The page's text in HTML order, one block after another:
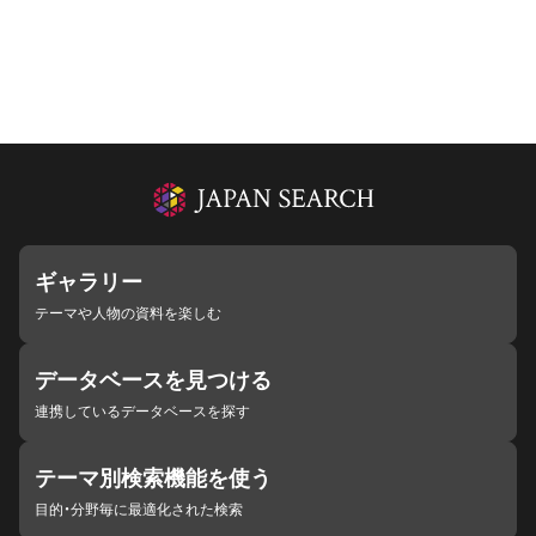
ギャラリー
テーマや人物の資料を楽しむ
データベースを見つける
連携しているデータベースを探す
テーマ別検索機能を使う
目的・分野毎に最適化された検索